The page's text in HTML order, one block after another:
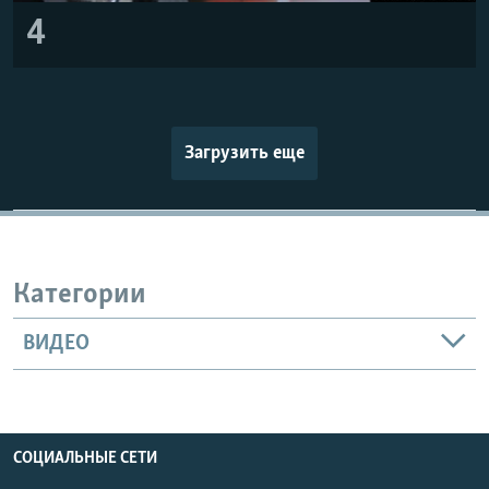
4
Загрузить еще
Категории
ВИДЕО
СОЦИАЛЬНЫЕ СЕТИ